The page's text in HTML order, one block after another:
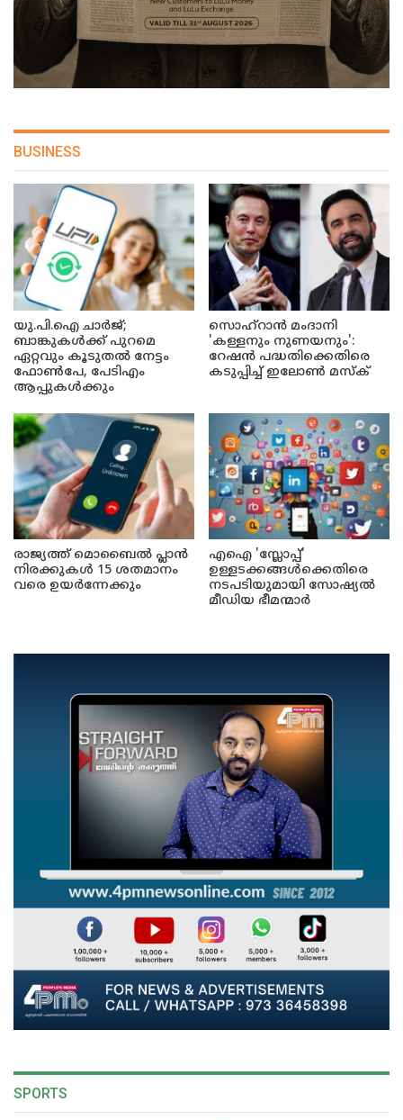
BUSINESS
യു.പി.ഐ ചാർജ്;
ബാങ്കുകൾക്ക് പുറമെ
ഏറ്റവും കൂടുതൽ നേട്ടം
ഫോൺപേ, പേടിഎം
ആപ്പുകൾക്കും
സൊഹ്റാൻ മംദാനി
'കള്ളനും നുണയനും':
റേഷൻ പദ്ധതിക്കെതിരെ
കടുപ്പിച്ച് ഇലോൺ മസ്ക്
രാജ്യത്ത് മൊബൈൽ പ്ലാൻ
നിരക്കുകൾ 15 ശതമാനം
വരെ ഉയർന്നേക്കും
എഐ 'സ്ലോപ്പ്'
ഉള്ളടക്കങ്ങൾക്കെതിരെ
നടപടിയുമായി സോഷ്യൽ
മീഡിയ ഭീമന്മാർ
SPORTS